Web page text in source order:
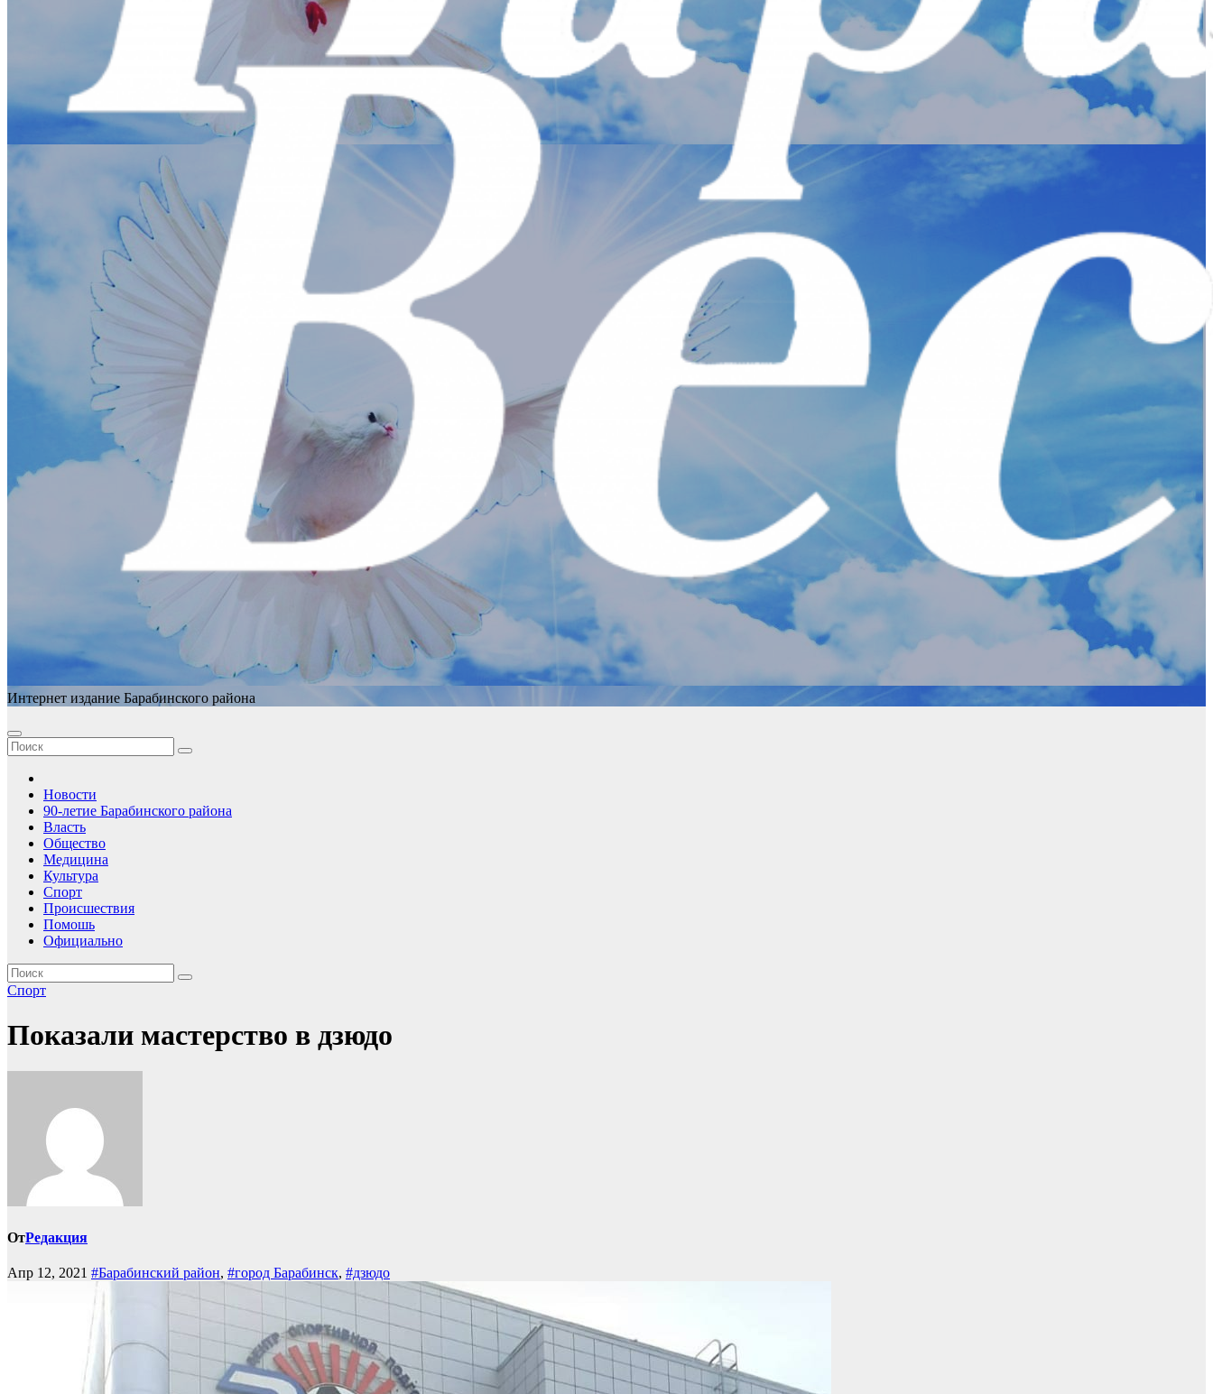
Интернет издание Барабинского района
Новости
90-летие Барабинского района
Власть
Общество
Медицина
Культура
Спорт
Происшествия
Помошь
Официально
Спорт
Показали мастерство в дзюдо
ОтРедакция
Апр 12, 2021 #Барабинский район, #город Барабинск, #дзюдо